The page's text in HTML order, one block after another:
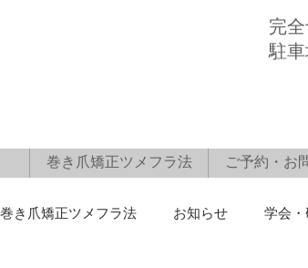
完
駐車
巻き爪矯正ツメフラ法 ご予約・お
巻き爪矯正ツメフラ法 お知らせ 学会・